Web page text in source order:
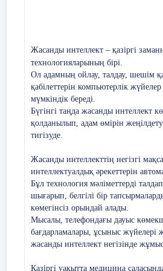
– Даму
дұрыс
Сабақтың
соңы
Мұғалім сабақ
жүргізеді.
интеллекттің
маңызын және
Үй тапсырмасы
«Жасанды
17
Жасанды интеллект дамуының
мамандандырылған жасанды
жүйелерін адам
және олардың адам
асырылатын интеграциясымен
интеллект жүйелерін
шешуге қабілетті бір жүйеге
жасанды интеллект: https://
сарамандық жұмыс
Сабақты қорытындылау
19
Үй тапсырмасы: - ЖИ-дің
қабылдайтын жүйелер
Этика мен құқықтық
шешім қабылдаудағы
заңнамалық тұрғыдан
туындайды.
Адам мен машинаның
тығыз байланыста жұмыс
экожүйе қалыптастырады.
Қорытынды
Жасанды интеллект – қазіргі
технологияларының бірі.
Ол адамның ойлау, талдау, шешім
қабілеттерін компьютерлік
мүмкіндік береді.
Бүгінгі таңда жасанды интеллект
қолданылып, адам өмірін
тигізуде.
Жасанды интеллекттің негізгі
интеллектуалдық әрекеттерін
Бұл технология мәліметтерді
шығарып, белгілі бір
көмегінсіз орындай алады.
Мысалы, телефондағы дауыс
бағдарламалары, ұсыныс жүйелері
жасанды интеллект негізінде жұмыс
Қазіргі уақытта медицина